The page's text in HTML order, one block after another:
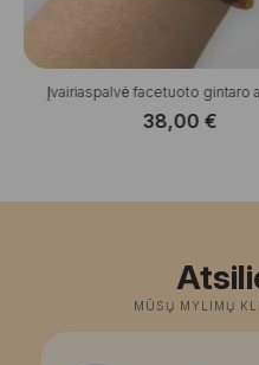
Įvairiaspalvė facetuoto gintaro
38,00€
MŪSŲ MYLIMŲ